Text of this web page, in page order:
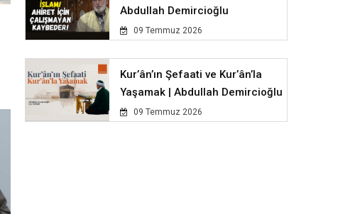
Abdullah Demircioğlu
09 Temmuz 2026
Kur’ân’ın Şefaati ve Kur’ân’la
Yaşamak | Abdullah Demircioğlu
09 Temmuz 2026